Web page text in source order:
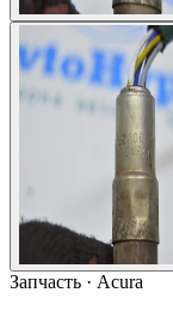
Запчасть · Acura